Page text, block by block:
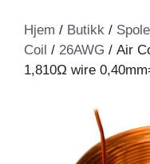
Hjem / Butikk /
Coil / 26AWG / Air
1,810Ω wire